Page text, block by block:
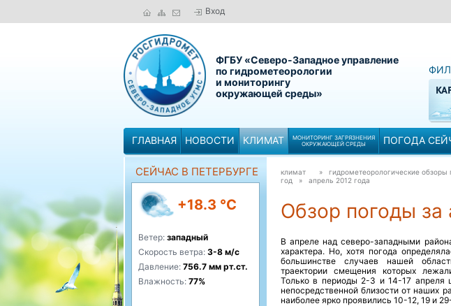
Вход
ФГБУ «Северо-Западное управление
по гидрометеорологии
и мониторингу
окружающей среды»
ГЛАВНАЯ НОВОСТИ КЛИМАТ
МОНИТОРИНГ ЗАГРЯЗНЕНИЯ
ОКРУЖАЮЩЕЙ СРЕДЫ
ПОГОДА
СЕЙЧАС В ПЕТЕРБУРГЕ
+18.3 °C
Ветер: западный
Скорость ветра: 3-8 м/с
Давление: 756.7 мм рт.ст.
Влажность: 77%
климат
» гидрометеорологические
год » апрель 2012 года
Обзор погоды за
В апреле над северо-западными
характера. Но, хотя погода
большинстве случаев нашей
траектории смещения которых
Только в периоды 2-3 и 14-17 апреля
непосредственной близости от наших
наиболее ярко проявились 10-12, 19 и